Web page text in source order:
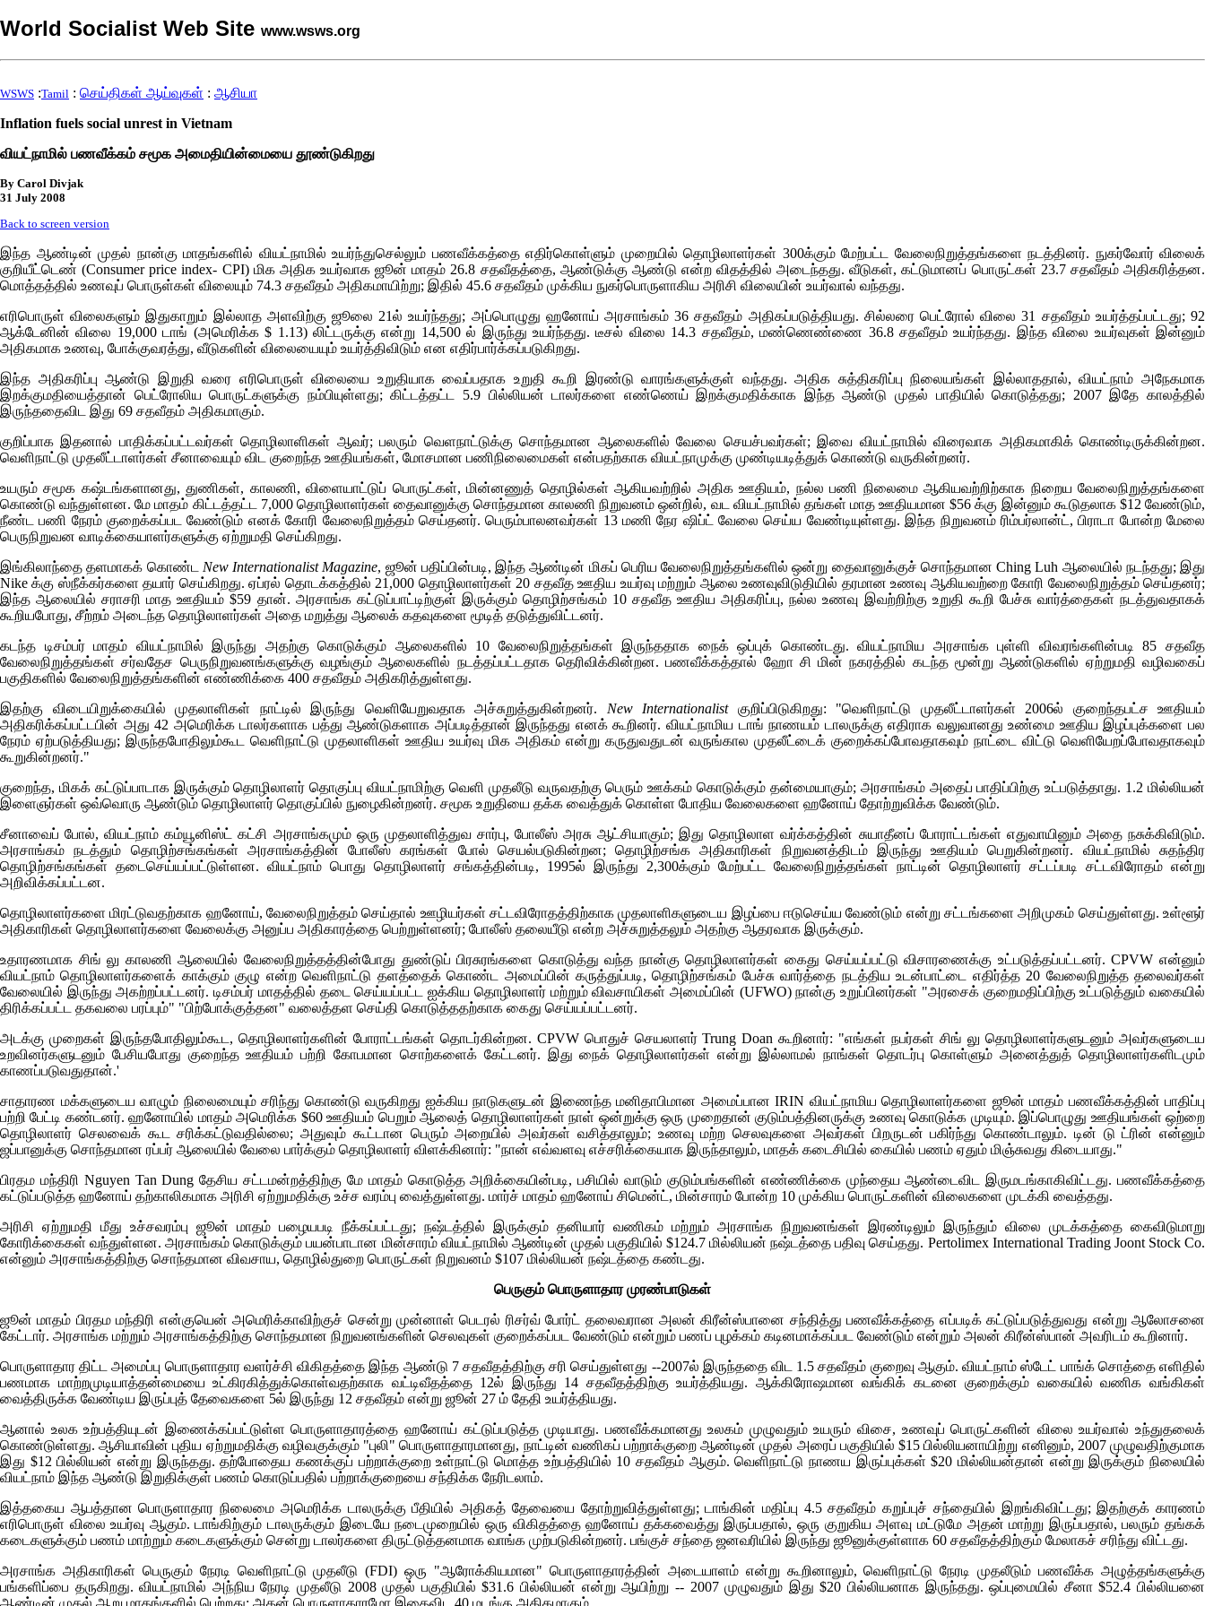
World Socialist Web Site www.wsws.org
WSWS :Tamil : செய்திகள் ஆய்வுகள் : ஆசியா
Inflation fuels social unrest in Vietnam
வியட்நாமில் பணவீக்கம் சமூக அமைதியின்மையை தூண்டுகிறது
By Carol Divjak
31 July 2008
Back to screen version
இந்த ஆண்டின் முதல் நான்கு மாதங்களில் வியட்நாமில் உயர்ந்துசெல்லும் பணவீக்கத்தை எதிர்கொள்ளும் முறையில் தொழிலாளர்கள் 300க்கும் மேற்பட்ட வேலைநிறுத்தங்களை நடத்தினர். நுகர்வோர் விலைக்
குறியீட்டெண் (Consumer price index- CPI)மிக அதிக உயர்வாக ஜூன் மாதம் 26.8 சதவீதத்தை, ஆண்டுக்கு ஆண்டு என்ற விதத்தில் அடைந்தது. வீடுகள், கட்டுமானப் பொருட்கள் 23.7 சதவீதம் அதிகரித்தன.
மொத்தத்தில் உணவுப் பொருள்கள் விலையும் 74.3 சதவீதம் அதிகமாயிற்று; இதில் 45.6 சதவீதம் முக்கிய நுகர்பொருளாகிய அரிசி விலையின் உயர்வால் வந்தது.
எரிபொருள் விலைகளும் இதுகாறும் இல்லாத அளவிற்கு ஜூலை 21ல் உயர்ந்தது; அப்பொழுது ஹனோய் அரசாங்கம் 36 சதவீதம் அதிகப்படுத்தியது. சில்லரை பெட்ரோல் விலை 31 சதவீதம் உயர்த்தப்பட்டது; 92
ஆக்டேனின் விலை 19,000 டாங் (அமெரிக்க $ 1.13) லிட்டருக்கு என்று 14,500 ல் இருந்து உயர்ந்தது. டீசல் விலை 14.3 சதவீதம், மண்ணெண்ணை 36.8 சதவீதம் உயர்ந்தது. இந்த விலை உயர்வுகள் இன்னும்
அதிகமாக உணவு, போக்குவரத்து, வீடுகளின் விலையையும் உயர்த்திவிடும் என எதிர்பார்க்கப்படுகிறது.
இந்த அதிகரிப்பு ஆண்டு இறுதி வரை எரிபொருள் விலையை உறுதியாக வைப்பதாக உறுதி கூறி இரண்டு வாரங்களுக்குள் வந்தது. அதிக சுத்திகரிப்பு நிலையங்கள் இல்லாததால், வியட்நாம் அநேகமாக
இறக்குமதியைத்தான் பெட்ரோலிய பொருட்களுக்கு நம்பியுள்ளது; கிட்டத்தட்ட 5.9 பில்லியன் டாலர்களை எண்ணெய் இறக்குமதிக்காக இந்த ஆண்டு முதல் பாதியில் கொடுத்தது; 2007 இதே காலத்தில்
இருந்ததைவிட இது 69 சதவீதம் அதிகமாகும்.
குறிப்பாக இதனால் பாதிக்கப்பட்டவர்கள் தொழிலாளிகள் ஆவர்; பலரும் வெளநாட்டுக்கு சொந்தமான ஆலைகளில் வேலை செயச்பவர்கள்; இவை வியட்நாமில் விரைவாக அதிகமாகிக் கொண்டிருக்கின்றன.
வெளிநாட்டு முதலீட்டாளர்கள் சீனாவையும் விட குறைந்த ஊதியங்கள், மோசமான பணிநிலைமைகள் என்பதற்காக வியட்நாமுக்கு முண்டியடித்துக் கொண்டு வருகின்றனர்.
உயரும் சமூக கஷ்டங்களானது, துணிகள், காலணி, விளையாட்டுப் பொருட்கள், மின்னணுத் தொழில்கள் ஆகியவற்றில் அதிக ஊதியம், நல்ல பணி நிலைமை ஆகியவற்றிற்காக நிறைய வேலைநிறுத்தங்களை
கொண்டு வந்துள்ளன. மே மாதம் கிட்டத்தட்ட 7,000 தொழிலாளர்கள் தைவானுக்கு சொந்தமான காலணி நிறுவனம் ஒன்றில், வட வியட்நாமில் தங்கள் மாத ஊதியமான $56 க்கு இன்னும் கூடுதலாக $12 வேண்டும்,
நீண்ட பணி நேரம் குறைக்கப்பட வேண்டும் எனக் கோரி வேலைநிறுத்தம் செய்தனர். பெரும்பாலனவர்கள் 13 மணி நேர ஷிப்ட் வேலை செய்ய வேண்டியுள்ளது. இந்த நிறுவனம் ரிம்பர்லான்ட், பிராடா போன்ற மேலை
பெருநிறுவன வாடிக்கையாளர்களுக்கு ஏற்றுமதி செய்கிறது.
இங்கிலாந்தை தளமாகக் கொண்ட New Internationalist Magazine, ஜூன் பதிப்பின்படி, இந்த ஆண்டின் மிகப் பெரிய வேலைநிறுத்தங்களில் ஒன்று தைவானுக்குச் சொந்தமான Ching Luh ஆலையில் நடந்தது; இது
Nike க்கு ஸ்நீக்கர்களை தயார் செய்கிறது. ஏப்ரல் தொடக்கத்தில் 21,000 தொழிலாளர்கள் 20 சதவீத ஊதிய உயர்வு மற்றும் ஆலை உணவுவிடுதியில் தரமான உணவு ஆகியவற்றை கோரி வேலைநிறுத்தம் செய்தனர்;
இந்த ஆலையில் சராசரி மாத ஊதியம் $59 தான். அரசாங்க கட்டுப்பாட்டிற்குள் இருக்கும் தொழிற்சங்கம் 10 சதவீத ஊதிய அதிகரிப்பு, நல்ல உணவு இவற்றிற்கு உறுதி கூறி பேச்சு வார்த்தைகள் நடத்துவதாகக்
கூறியபோது, சீற்றம் அடைந்த தொழிலாளர்கள் அதை மறுத்து ஆலைக் கதவுகளை மூடித் தடுத்துவிட்டனர்.
கடந்த டிசம்பர் மாதம் வியட்நாமில் இருந்து அதற்கு கொடுக்கும் ஆலைகளில் 10 வேலைநிறுத்தங்கள் இருந்ததாக நைக் ஒப்புக் கொண்டது. வியட்நாமிய அரசாங்க புள்ளி விவரங்களின்படி 85 சதவீத
வேலைநிறுத்தங்கள் சர்வதேச பெருநிறுவனங்களுக்கு வழங்கும் ஆலைகளில் நடத்தப்பட்டதாக தெரிவிக்கின்றன. பணவீக்கத்தால் ஹோ சி மின் நகரத்தில் கடந்த மூன்று ஆண்டுகளில் ஏற்றுமதி வழிவகைப்
பகுதிகளில் வேலைநிறுத்தங்களின் எண்ணிக்கை 400 சதவீதம் அதிகரித்துள்ளது.
இதற்கு விடையிறுக்கையில் முதலாளிகள் நாட்டில் இருந்து வெளியேறுவதாக அச்சுறுத்துகின்றனர். New Internationalistகுறிப்பிடுகிறது: "வெளிநாட்டு முதலீட்டாளர்கள் 2006ல் குறைந்தபட்ச ஊதியம்
அதிகரிக்கப்பட்டபின் அது 42 அமெரிக்க டாலர்களாக பத்து ஆண்டுகளாக அப்படித்தான் இருந்தது எனக் கூறினர். வியட்நாமிய டாங் நாணயம் டாலருக்கு எதிராக வலுவானது உண்மை ஊதிய இழப்புக்களை பல
நேரம் ஏற்படுத்தியது; இருந்தபோதிலும்கூட வெளிநாட்டு முதலாளிகள் ஊதிய உயர்வு மிக அதிகம் என்று கருதுவதுடன் வருங்கால முதலீட்டைக் குறைக்கப்போவதாகவும் நாட்டை விட்டு வெளியேறப்போவதாகவும்
கூறுகின்றனர்."
குறைந்த, மிகக் கட்டுப்பாடாக இருக்கும் தொழிலாளர் தொகுப்பு வியட்நாமிற்கு வெளி முதலீடு வருவதற்கு பெரும் ஊக்கம் கொடுக்கும் தன்மையாகும்; அரசாங்கம் அதைப் பாதிப்பிற்கு உட்படுத்தாது. 1.2 மில்லியன்
இளைஞர்கள் ஒவ்வொரு ஆண்டும் தொழிலாளர் தொகுப்பில் நுழைகின்றனர். சமூக உறுதியை தக்க வைத்துக் கொள்ள போதிய வேலைகளை ஹனோய் தோற்றுவிக்க வேண்டும்.
சீனாவைப் போல், வியட்நாம் கம்யூனிஸ்ட் கட்சி அரசாங்கமும் ஒரு முதலாளித்துவ சார்பு, போலீஸ் அரசு ஆட்சியாகும்; இது தொழிலாள வர்க்கத்தின் சுயாதீனப் போராட்டங்கள் எதுவாயினும் அதை நசுக்கிவிடும்.
அரசாங்கம் நடத்தும் தொழிற்சங்கங்கள் அரசாங்கத்தின் போலீஸ் கரங்கள் போல் செயல்படுகின்றன; தொழிற்சங்க அதிகாரிகள் நிறுவனத்திடம் இருந்து ஊதியம் பெறுகின்றனர். வியட்நாமில் சுதந்திர
தொழிற்சங்கங்கள் தடைசெய்யப்பட்டுள்ளன. வியட்நாம் பொது தொழிலாளர் சங்கத்தின்படி, 1995ல் இருந்து 2,300க்கும் மேற்பட்ட வேலைநிறுத்தங்கள் நாட்டின் தொழிலாளர் சட்டப்படி சட்டவிரோதம் என்று
அறிவிக்கப்பட்டன.
தொழிலாளர்களை மிரட்டுவதற்காக ஹனோய், வேலைநிறுத்தம் செய்தால் ஊழியர்கள் சட்டவிரோதத்திற்காக முதலாளிகளுடைய இழப்பை ஈடுசெய்ய வேண்டும் என்று சட்டங்களை அறிமுகம் செய்துள்ளது. உள்ளூர்
அதிகாரிகள் தொழிலாளர்களை வேலைக்கு அனுப்ப அதிகாரத்தை பெற்றுள்ளனர்; போலீஸ் தலையீடு என்ற அச்சுறுத்தலும் அதற்கு ஆதரவாக இருக்கும்.
உதாரணமாக சிங் லு காலணி ஆலையில் வேலைநிறுத்தத்தின்போது துண்டுப் பிரசுரங்களை கொடுத்து வந்த நான்கு தொழிலாளர்கள் கைது செய்யப்பட்டு விசாரணைக்கு உட்படுத்தப்பட்டனர்.CPVW என்னும்
வியட்நாம் தொழிலாளர்களைக் காக்கும் குழு என்ற வெளிநாட்டு தளத்தைக் கொண்ட அமைப்பின் கருத்துப்படி, தொழிற்சங்கம் பேச்சு வார்த்தை நடத்திய உடன்பாட்டை எதிர்த்த 20 வேலைநிறுத்த தலைவர்கள்
வேலையில் இருந்து அகற்றப்பட்டனர். டிசம்பர் மாதத்தில் தடை செய்யப்பட்ட ஐக்கிய தொழிலாளர் மற்றும் விவசாயிகள் அமைப்பின் (UFWO)நான்கு உறுப்பினர்கள் "அரசைக் குறைமதிப்பிற்கு உட்படுத்தும் வகையில்
திரிக்கப்பட்ட தகவலை பரப்பும்" "பிற்போக்குத்தன" வலைத்தள செய்தி கொடுத்ததற்காக கைது செய்யப்பட்டனர்.
அடக்கு முறைகள் இருந்தபோதிலும்கூட, தொழிலாளர்களின் போராட்டங்கள் தொடர்கின்றன. CPVWபொதுச் செயலாளர்Trung Doan கூறினார்: "எங்கள் நபர்கள் சிங் லு தொழிலாளர்களுடனும் அவர்களுடைய
உறவினர்களுடனும் பேசியபோது குறைந்த ஊதியம் பற்றி கோபமான சொற்களைக் கேட்டனர். இது நைக் தொழிலாளர்கள் என்று இல்லாமல் நாங்கள் தொடர்பு கொள்ளும் அனைத்துத் தொழிலாளர்களிடமும்
காணப்படுவதுதான்.'
சாதாரண மக்களுடைய வாழும் நிலைமையும் சரிந்து கொண்டு வருகிறது ஐக்கிய நாடுகளுடன் இணைந்த மனிதாபிமான அமைப்பான IRIN வியட்நாமிய தொழிலாளர்களை ஜூன் மாதம் பணவீக்கத்தின் பாதிப்பு
பற்றி பேட்டி கண்டனர். ஹனோயில் மாதம் அமெரிக்க $60 ஊதியம் பெறும் ஆலைத் தொழிலாளர்கள் நாள் ஒன்றுக்கு ஒரு முறைதான் குடும்பத்தினருக்கு உணவு கொடுக்க முடியும். இப்பொழுது ஊதியங்கள் ஒற்றை
தொழிலாளர் செலவைக் கூட சரிக்கட்டுவதில்லை; அதுவும் கூட்டான பெரும் அறையில் அவர்கள் வசித்தாலும்; உணவு மற்ற செலவுகளை அவர்கள் பிறருடன் பகிர்ந்து கொண்டாலும். டின் டு ட்ரின் என்னும்
ஜப்பானுக்கு சொந்தமான ரப்பர் ஆலையில் வேலை பார்க்கும் தொழிலாளர் விளக்கினார்: "நான் எவ்வளவு எச்சரிக்கையாக இருந்தாலும், மாதக் கடைசியில் கையில் பணம் ஏதும் மிஞ்சுவது கிடையாது."
பிரதம மந்திரி Nguyen Tan Dung தேசிய சட்டமன்றத்திற்கு மே மாதம் கொடுத்த அறிக்கையின்படி, பசியில் வாடும் குடும்பங்களின் எண்ணிக்கை முந்தைய ஆண்டைவிட இருமடங்காகிவிட்டது. பணவீக்கத்தை
கட்டுப்படுத்த ஹனோய் தற்காலிகமாக அரிசி ஏற்றுமதிக்கு உச்ச வரம்பு வைத்துள்ளது. மார்ச் மாதம் ஹனோய் சிமென்ட், மின்சாரம் போன்ற 10 முக்கிய பொருட்களின் விலைகளை முடக்கி வைத்தது.
அரிசி ஏற்றுமதி மீது உச்சவரம்பு ஜூன் மாதம் பழையபடி நீக்கப்பட்டது; நஷ்டத்தில் இருக்கும் தனியார் வணிகம் மற்றும் அரசாங்க நிறுவனங்கள் இரண்டிலும் இருந்தும் விலை முடக்கத்தை கைவிடுமாறு
கோரிக்கைகள் வந்துள்ளன. அரசாங்கம் கொடுக்கும் பயன்பாடான மின்சாரம் வியட்நாமில் ஆண்டின் முதல் பகுதியில் $124.7 மில்லியன் நஷ்டத்தை பதிவு செய்தது. Pertolimex International Trading Joont Stock Co.
என்னும் அரசாங்கத்திற்கு சொந்தமான விவசாய, தொழில்துறை பொருட்கள் நிறுவனம் $107 மில்லியன் நஷ்டத்தை கண்டது.
பெருகும் பொருளாதார முரண்பாடுகள்
ஜூன் மாதம் பிரதம மந்திரி என்குயென் அமெரிக்காவிற்குச் சென்று முன்னாள் பெடரல் ரிசர்வ் போர்ட் தலைவரான அலன் கிரீன்ஸ்பானை சந்தித்து பணவீக்கத்தை எப்படிக் கட்டுப்படுத்துவது என்று ஆலோசனை
கேட்டார். அரசாங்க மற்றும் அரசாங்கத்திற்கு சொந்தமான நிறுவனங்களின் செலவுகள் குறைக்கப்பட வேண்டும் என்றும் பணப் புழக்கம் கடினமாக்கப்பட வேண்டும் என்றும் அலன் கிரீன்ஸ்பான் அவரிடம் கூறினார்.
பொருளாதார திட்ட அமைப்பு பொருளாதார வளர்ச்சி விகிதத்தை இந்த ஆண்டு 7 சதவீதத்திற்கு சரி செய்துள்ளது --2007ல் இருந்ததை விட 1.5 சதவீதம் குறைவு ஆகும். வியட்நாம் ஸ்டேட் பாங்க் சொத்தை எளிதில்
பணமாக மாற்றமுடியாத்தன்மையை உட்கிரகித்துக்கொள்வதற்காக வட்டிவீதத்தை 12ல் இருந்து 14 சதவீதத்திற்கு உயர்த்தியது. ஆக்கிரோஷமான வங்கிக் கடனை குறைக்கும் வகையில் வணிக வங்கிகள்
வைத்திருக்க வேண்டிய இருப்புத் தேவைகளை 5ல் இருந்து 12 சதவீதம் என்று ஜூன் 27 ம் தேதி உயர்த்தியது.
ஆனால் உலக உற்பத்தியுடன் இணைக்கப்பட்டுள்ள பொருளாதாரத்தை ஹனோய் கட்டுப்படுத்த முடியாது. பணவீக்கமானது உலகம் முழுவதும் உயரும் விசை, உணவுப் பொருட்களின் விலை உயர்வால் உந்துதலைக்
கொண்டுள்ளது. ஆசியாவின் புதிய ஏற்றுமதிக்கு வழிவகுக்கும் "புலி" பொருளாதாரமானது, நாட்டின் வணிகப் பற்றாக்குறை ஆண்டின் முதல் அரைப் பகுதியில் $15 பில்லியனாயிற்று எனினும், 2007 முழுவதிற்குமாக
இது $12 பில்லியன் என்று இருந்தது. தற்போதைய கணக்குப் பற்றாக்குறை உள்நாட்டு மொத்த உற்பத்தியில் 10 சதவீதம் ஆகும். வெளிநாட்டு நாணய இருப்புக்கள் $20 மில்லியன்தான் என்று இருக்கும் நிலையில்
வியட்நாம் இந்த ஆண்டு இறுதிக்குள் பணம் கொடுப்பதில் பற்றாக்குறையை சந்திக்க நேரிடலாம்.
இத்தகைய ஆபத்தான பொருளாதார நிலைமை அமெரிக்க டாலருக்கு பீதியில் அதிகத் தேவையை தோற்றுவித்துள்ளது; டாங்கின் மதிப்பு 4.5 சதவீதம் கறுப்புச் சந்தையில் இறங்கிவிட்டது; இதற்குக் காரணம்
எரிபொருள் விலை உயர்வு ஆகும். டாங்கிற்கும் டாலருக்கும் இடையே நடைமுறையில் ஒரு விகிதத்தை ஹனோய் தக்கவைத்து இருப்பதால், ஒரு குறுகிய அளவு மட்டுமே அதன் மாற்று இருப்பதால், பலரும் தங்கக்
கடைகளுக்கும் பணம் மாற்றும் கடைகளுக்கும் சென்று டாலர்களை திருட்டுத்தனமாக வாங்க முற்படுகின்றனர். பங்குச் சந்தை ஜனவரியில் இருந்து ஜூனுக்குள்ளாக 60 சதவீதத்திற்கும் மேலாகச் சரிந்து விட்டது.
அரசாங்க அதிகாரிகள் பெருகும் நேரடி வெளிநாட்டு முதலீடு (FDI) ஒரு "ஆரோக்கியமான" பொருளாதாரத்தின் அடையாளம் என்று கூறினாலும், வெளிநாட்டு நேரடி முதலீடும் பணவீக்க அழுத்தங்களுக்கு
பங்களிப்பை தருகிறது. வியட்நாமில் அந்நிய நேரடி முதலீடு 2008 முதல் பகுதியில் $31.6 பில்லியன் என்று ஆயிற்று -- 2007 முழுவதும் இது $20 பில்லியனாக இருந்தது. ஒப்புமையில் சீனா $52.4 பில்லியனை
ஆண்டின் முதல் ஆறு மாதங்களில் பெற்றது; அதன் பொருளாதாரமோ இதைவிட 40 மடங்கு அதிகமாகும்.